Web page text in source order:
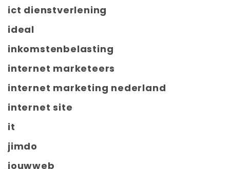
ict dienstverlening
ideal
inkomstenbelasting
internet marketeers
internet marketing nederland
internet site
it
jimdo
jouwweb